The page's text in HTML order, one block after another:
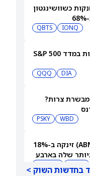
כשוושינגטון
IONQ
QBTS
המניות המובילות בעליות במדד S&P 500
DIA
QQQ
צרות?
WBD
PSKY
מניית אייר בי.אן.בי (ABNB) זינקה ב-18%
שלה בארבע
בחדשות השוק >